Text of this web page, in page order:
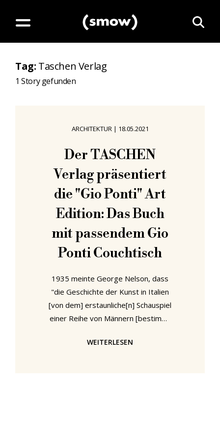
Tag: Taschen Verlag
1 Story gefunden
ARCHITEKTUR| 18.05.2021
Der TASCHEN
Verlag präsentiert
die "Gio Ponti" Art
Edition: Das Buch
mit passendem Gio
Ponti Couchtisch
1935 meinte George Nelson, dass
"die Geschichte der Kunst in Italien
[von dem] erstaunliche[n] Schauspiel
einer Reihe von Männern [bestimmt
den Künsten kannten". Diese
WEITERLESEN